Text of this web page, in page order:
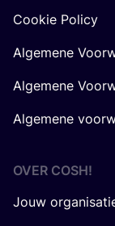
Cookie Policy
Algemene
Algemene
Algemene
OVER COSH!
Jouw